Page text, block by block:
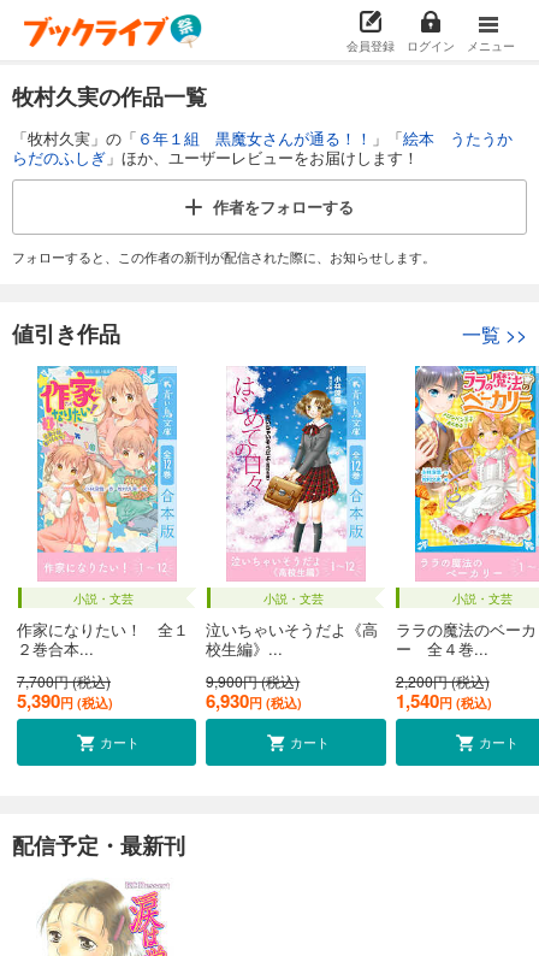
会員登録 ログイン メニュー
牧村久実の作品一覧
「牧村久実」の「 ６年１組 黒魔女さんが通る！！ 」「絵本 うたうか
らだのふしぎ 」ほか、ユーザーレビューをお届けします！
作者をフォローする
フォローすると、この作者の新刊が配信された際に、お知らせします。
値引き作品 一覧 >>
小説・文芸
作家になりたい！ 全１
２巻合本...
7,700円 (税込)
5,390円 (税込)
カート
小説・文芸
泣いちゃいそうだよ《高
校生編》...
9,900円 (税込)
6,930円 (税込)
カート
小説・文芸
ララの魔法のベー
ー 全４巻...
2,200円 (税込)
1,540円 (税込)
カート
配信予定・最新刊